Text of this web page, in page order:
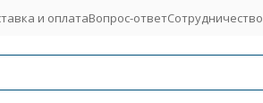
и оплатаВопрос-ответСотрудничество